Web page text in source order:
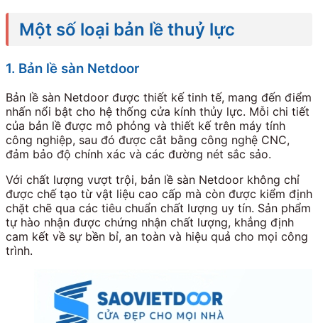
Một số loại bản lề thuỷ lực
1. Bản lề sàn Netdoor
Bản lề sàn Netdoor được thiết kế tinh tế, mang đến điểm
nhấn nổi bật cho hệ thống cửa kính thủy lực. Mỗi chi tiết
của bản lề được mô phỏng và thiết kế trên máy tính
công nghiệp, sau đó được cắt bằng công nghệ CNC,
đảm bảo độ chính xác và các đường nét sắc sảo.
Với chất lượng vượt trội, bản lề sàn Netdoor không chỉ
được chế tạo từ vật liệu cao cấp mà còn được kiểm định
chặt chẽ qua các tiêu chuẩn chất lượng uy tín. Sản phẩm
tự hào nhận được chứng nhận chất lượng, khẳng định
cam kết về sự bền bỉ, an toàn và hiệu quả cho mọi công
trình.